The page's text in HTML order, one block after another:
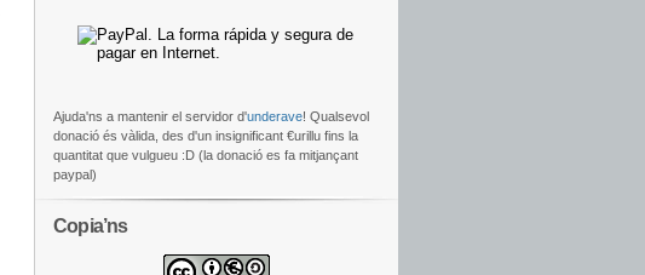
Ajuda'ns a mantenir el servidor d'underave! Qualsevol
donació és vàlida, des d'un insignificant €urillu fins la
quantitat que vulgueu :D (la donació es fa mitjançant
paypal)
Copia’ns